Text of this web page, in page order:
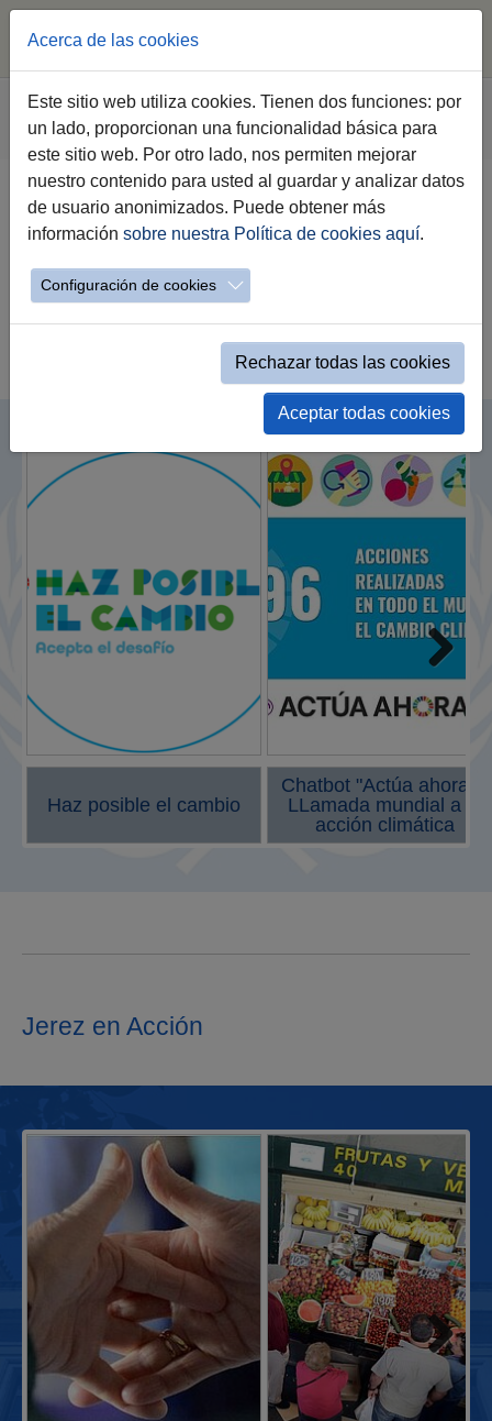
Saltar al contenido principal
Estás aquí:
Jerez.es Webs Municipales
Agenda 2030
Proyectos
Proyectos
Haz posible el cambio
Chatbot "Actúa ahora" -
LLamada mundial a la
acción climática
Jerez en Acción
Next
Acerca de las cookies
Este sitio web utiliza cookies. Tienen dos funciones: por
un lado, proporcionan una funcionalidad básica para
este sitio web. Por otro lado, nos permiten mejorar
nuestro contenido para usted al guardar y analizar datos
de usuario anonimizados. Puede obtener más
información sobre nuestra Política de cookies aquí.
Configuración de cookies
Rechazar todas las cookies
Aceptar todas cookies